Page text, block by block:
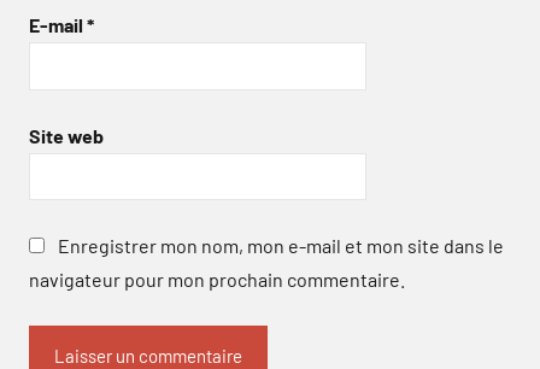
E-mail *
Site web
Enregistrer mon nom, mon e-mail et mon site dans le
navigateur pour mon prochain commentaire.